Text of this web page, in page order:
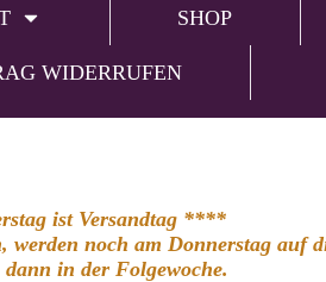
SHOP
WIDERRUFEN
ist Versandtag ****
noch am Donnerstag auf
in der Folgewoche.